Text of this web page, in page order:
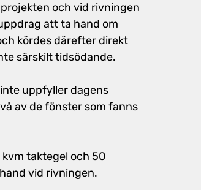
och vid rivningen
att ta hand om
kördes därefter direkt
särskilt tidsödande.
uppfyller dagens
av de fönster som fanns
taktegel och 50
vid rivningen.